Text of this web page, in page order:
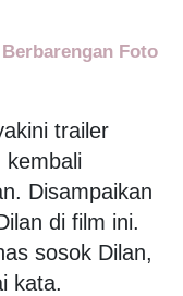
Foto
trailer
kembali
Disampaikan
di film ini.
sosok Dilan,
kata.